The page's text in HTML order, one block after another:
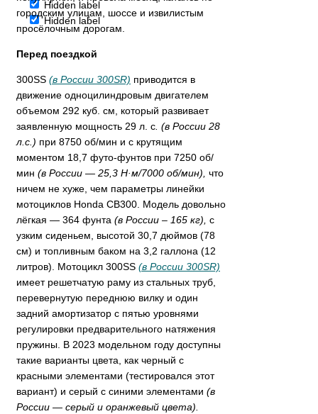
Hidden label
Hidden label
городским улицам, шоссе и извилистым
просёлочным дорогам.
Перед поездкой
300SS (в России 300SR) приводится в
движение одноцилиндровым двигателем
объемом 292 куб. см, который развивает
заявленную мощность 29 л. с . (в России 28
л.с.) при 8750 об/мин и с крутящим
моментом 18,7 футо-фунтов при 7250 об/
мин (в России — 25,3 Н·м/7000 об/мин) что
ничем не хуже, чем параметры линейки
мотоциклов Honda CB300. Модель довольно
лёгкая — 364 фунта (в России – 165 кг), с
узким сиденьем, высотой 30,7 дюймов (78
см) и топливным баком на 3,2 галлона (12
литров). Мотоцикл 300SS (в России 300SR)
имеет решетчатую раму из стальных труб,
перевернутую переднюю вилку и один
задний амортизатор с пятью уровнями
регулировки предварительного натяжения
пружины. В 2023 модельном году доступны
такие варианты цвета, как черный с
красными элементами (тестировался этот
вариант) и серый с синими элементами (в
России — серый и оранжевый цвета).